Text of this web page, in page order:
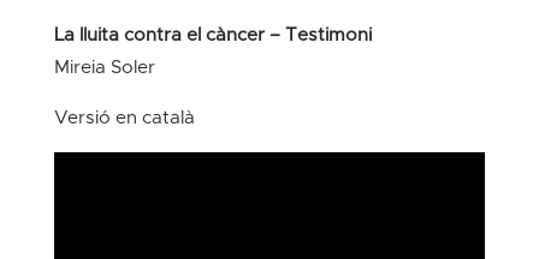
La lluita contra el càncer – Testimoni
Mireia Soler
Versió en català